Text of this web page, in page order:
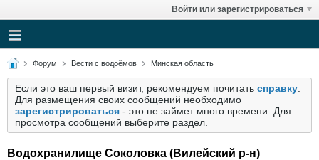
Войти или зарегистрироваться
Форум Вести с водоёмов Минская область
Если это ваш первый визит, рекомендуем почитать справку
Для размещения своих сообщений необходимо
зарегистрироваться - это не займет много времени. Для
просмотра сообщений выберите раздел.
Водохранилище Соколовка (Вилейский р-н)